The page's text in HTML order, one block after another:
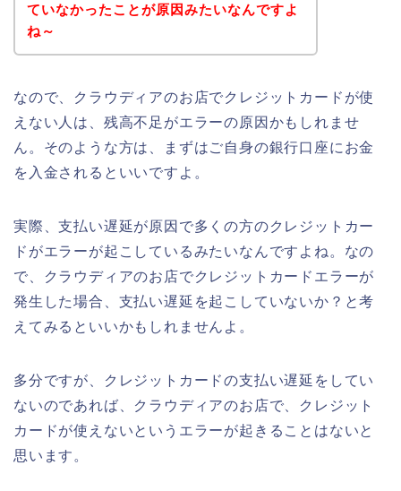
ていなかったことが原因みたいなんですよ
ね～
なので、クラウディアのお店でクレジットカードが使
えない人は、残高不足がエラーの原因かもしれませ
ん。そのような方は、まずはご自身の銀行口座にお金
を入金されるといいですよ。
実際、支払い遅延が原因で多くの方のクレジットカー
ドがエラーが起こしているみたいなんですよね。なの
で、クラウディアのお店でクレジットカードエラーが
発生した場合、支払い遅延を起こしていないか？と考
えてみるといいかもしれませんよ。
多分ですが、クレジットカードの支払い遅延をしてい
ないのであれば、クラウディアのお店で、クレジット
カードが使えないというエラーが起きることはないと
思います。